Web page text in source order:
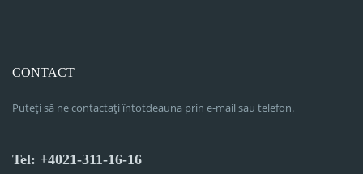
CONTACT
Puteți să ne contactați întotdeauna prin e-mail sau telefon.
Tel: +4021-311-16-16